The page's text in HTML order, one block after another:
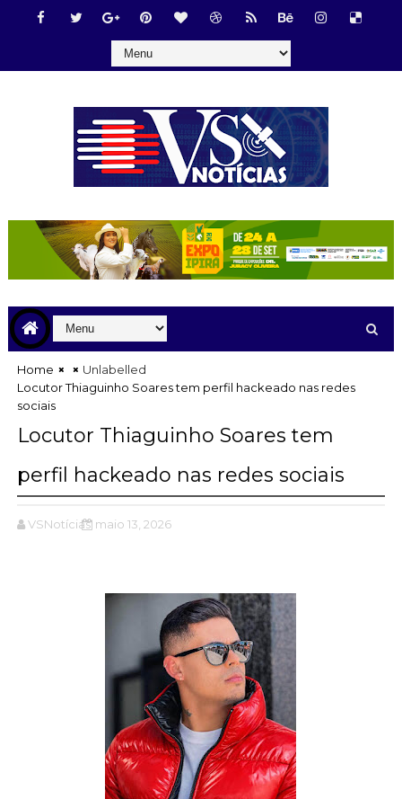
Home
Unlabelled
Locutor Thiaguinho Soares tem perfil hackeado nas redes
sociais
Locutor Thiaguinho Soares tem
perfil hackeado nas redes sociais
VSNotícias maio 13, 2026